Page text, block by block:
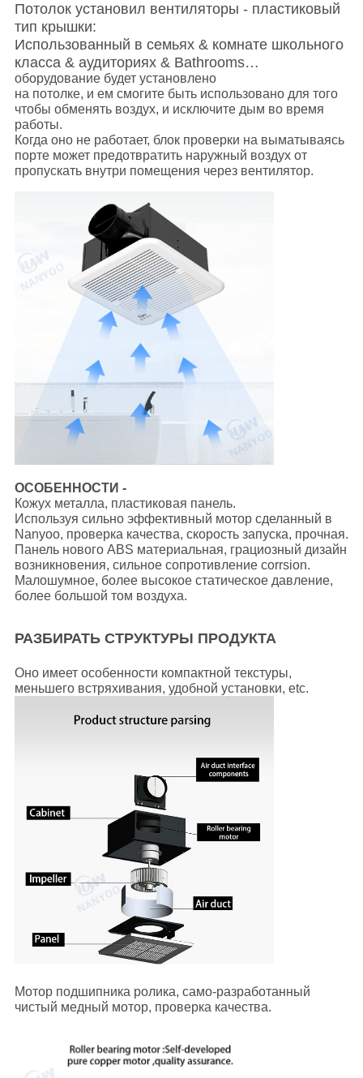
Потолок установил вентиляторы - пластиковый
тип крышки:
Использованный в семьях & комнате школьного
класса & аудиториях & Bathrooms…
оборудование будет установлено
на потолке, и ем смогите быть использовано для того
чтобы обменять воздух, и исключите дым во время
работы.
Когда оно не работает, блок проверки на выматываясь
порте может предотвратить наружный воздух от
пропускать внутри помещения через вентилятор.
ОСОБЕННОСТИ -
Кожух металла, пластиковая панель.
Используя сильно эффективный мотор сделанный в
Nanyoo, проверка качества, скорость запуска, прочная.
Панель нового ABS материальная, грациозный дизайн
возникновения, сильное сопротивление corrsion.
Малошумное, более высокое статическое давление,
более большой том воздуха.
РАЗБИРАТЬ СТРУКТУРЫ ПРОДУКТА
Оно имеет особенности компактной текстуры,
меньшего встряхивания, удобной установки, etc.
Мотор подшипника ролика, само-разработанный
чистый медный мотор, проверка качества.